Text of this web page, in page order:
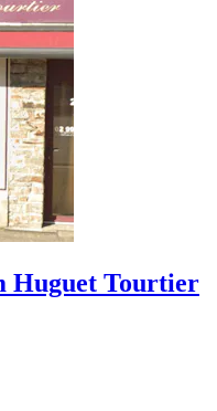
Huguet Tourtier